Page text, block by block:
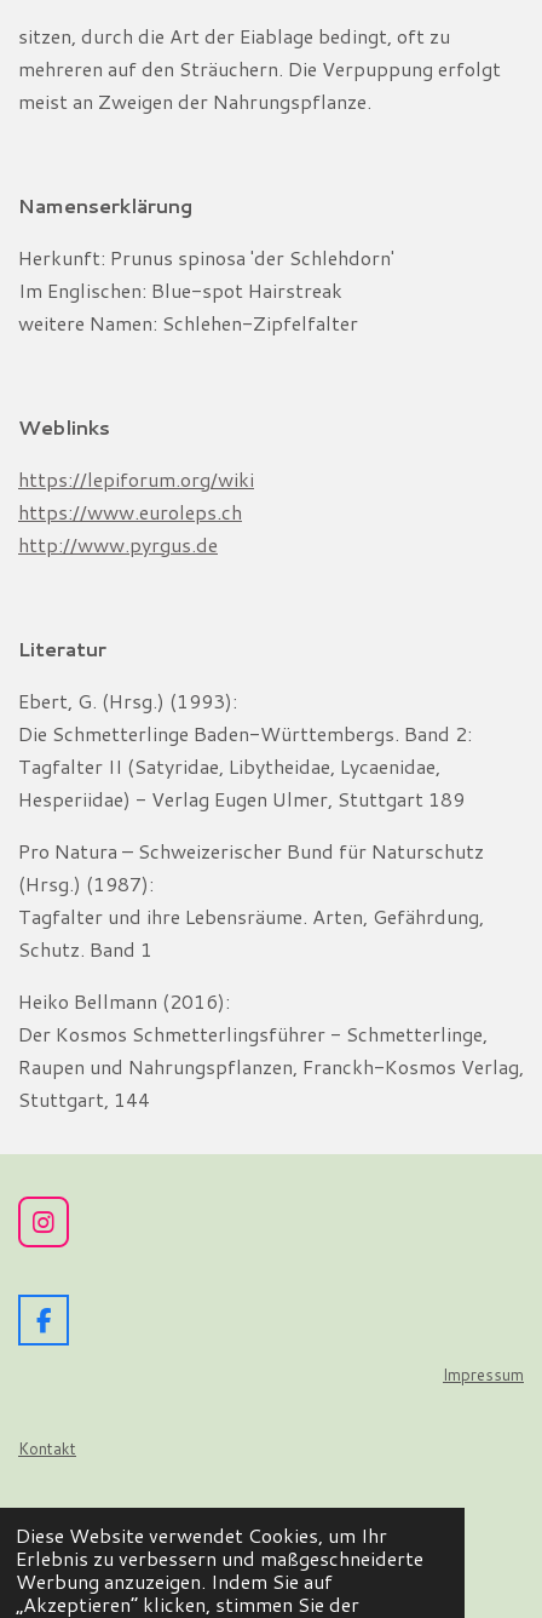
Diese Website verwendet Cookies, um Ihr
Erlebnis zu verbessern und maßgeschneiderte
Werbung anzuzeigen. Indem Sie auf
„Akzeptieren“ klicken, stimmen Sie der
sitzen, durch die Art der Eiablage bedingt, oft zu
mehreren auf den Sträuchern. Die Verpuppung erfolgt
meist an Zweigen der Nahrungspflanze.
Namenserklärung
Herkunft: Prunus spinosa 'der Schlehdorn'
Im Englischen: Blue-spot Hairstreak
weitere Namen: Schlehen-Zipfelfalter
Weblinks
https://lepiforum.org/wiki
https://www.euroleps.ch
http://www.pyrgus.de
Literatur
Ebert, G. (Hrsg.) (1993):
Die Schmetterlinge Baden-Württembergs. Band 2:
Tagfalter II (Satyridae, Libytheidae, Lycaenidae,
Hesperiidae) - Verlag Eugen Ulmer, Stuttgart 189
Pro Natura – Schweizerischer Bund für Naturschutz
(Hrsg.) (1987):
Tagfalter und ihre Lebensräume. Arten, Gefährdung,
Schutz. Band 1
Heiko Bellmann (2016):
Der Kosmos Schmetterlingsführer - Schmetterlinge,
Raupen und Nahrungspflanzen, Franckh-Kosmos Verlag,
Stuttgart, 144
I
n
t
a
g
F
a
o
Impressum
Kontakt
© 2024 - 2026 Wir flattern auf
Mit Unterstützung vonWebador